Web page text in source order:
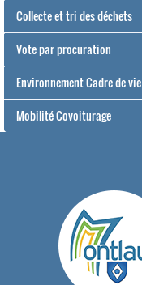
Collecte et tri des déchets
Vote par procuration
Environnement Cadre de vie
Mobilité Covoiturage